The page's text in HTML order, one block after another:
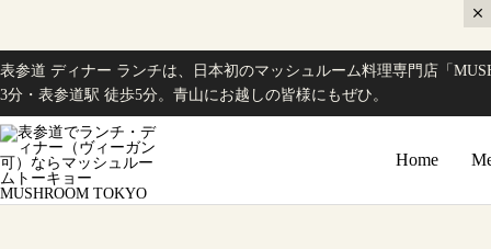
表参道 ディナー ランチは、日本初のマッシュルーム料理専門店「
3分・表参道駅 徒歩5分。青山にお越しの皆様にもぜひ。
Home